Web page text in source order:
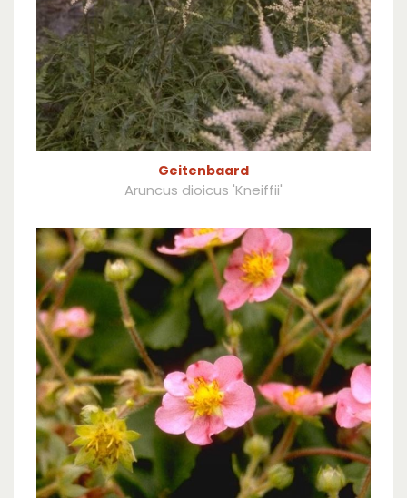
Geitenbaard
Aruncus dioicus 'Kneiffii'